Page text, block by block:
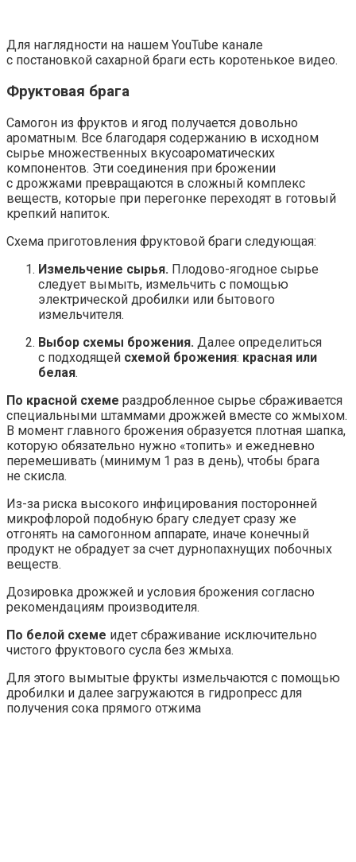
Для наглядности на нашем YouTube канале
с постановкой сахарной браги есть коротенькое видео.
Фруктовая брага
Самогон из фруктов и ягод получается довольно
ароматным. Все благодаря содержанию в исходном
сырье множественных вкусоароматических
компонентов. Эти соединения при брожении
с дрожжами превращаются в сложный комплекс
веществ, которые при перегонке переходят в готовый
крепкий напиток.
Схема приготовления фруктовой браги следующая:
Измельчение сырья. Плодово-ягодное сырье
следует вымыть, измельчить с помощью
электрической дробилки или бытового
измельчителя.
Выбор схемы брожения. Далее определиться
с подходящей схемой брожения: красная или
белая.
По красной схеме раздробленное сырье сбраживается
специальными штаммами дрожжей вместе со жмыхом.
В момент главного брожения образуется плотная шапка,
которую обязательно нужно «топить» и ежедневно
перемешивать (минимум 1 раз в день), чтобы брага
не скисла.
Из-за риска высокого инфицирования посторонней
микрофлорой подобную брагу следует сразу же
отгонять на самогонном аппарате, иначе конечный
продукт не обрадует за счет дурнопахнущих побочных
веществ.
Дозировка дрожжей и условия брожения согласно
рекомендациям производителя.
По белой схеме идет сбраживание исключительно
чистого фруктового сусла без жмыха.
Для этого вымытые фрукты измельчаются с помощью
дробилки и далее загружаются в гидропресс для
получения сока прямого отжима